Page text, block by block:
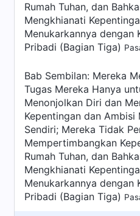
Rumah Tuhan, dan
Mengkhianati
Menukarkannya dengan
Pribadi (Bagian Tiga)
Bab Sembilan: Mereka
Tugas Mereka Hanya
Menonjolkan Diri dan
Kepentingan dan Ambisi
Sendiri; Mereka Tidak
Mempertimbangkan
Rumah Tuhan, dan
Mengkhianati
Menukarkannya dengan
Pribadi (Bagian Tiga)